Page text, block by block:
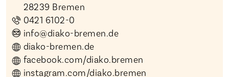
28239 Bremen
0421 6102-0
info@diako-bremen.de
diako-bremen.de
facebook.com/diako.bremen
instagram.com/diako.bremen